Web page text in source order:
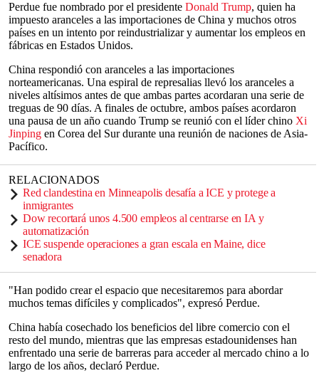
Perdue fue nombrado por el presidente Donald Trump, quien ha
impuesto aranceles a las importaciones de China y muchos otros
países en un intento por reindustrializar y aumentar los empleos en
fábricas en Estados Unidos.
China respondió con aranceles a las importaciones
norteamericanas. Una espiral de represalias llevó los aranceles a
niveles altísimos antes de que ambas partes acordaran una serie de
treguas de 90 días. A finales de octubre, ambos países acordaron
una pausa de un año cuando Trump se reunió con el líder chino Xi
Jinping en Corea del Sur durante una reunión de naciones de Asia-
Pacífico.
RELACIONADOS
Red clandestina en Minneapolis desafía a ICE y protege a
inmigrantes
Dow recortará unos 4.500 empleos al centrarse en IA y
automatización
ICE suspende operaciones a gran escala en Maine, dice
senadora
"Han podido crear el espacio que necesitaremos para abordar
muchos temas difíciles y complicados", expresó Perdue.
China había cosechado los beneficios del libre comercio con el
resto del mundo, mientras que las empresas estadounidenses han
enfrentado una serie de barreras para acceder al mercado chino a lo
largo de los años, declaró Perdue.